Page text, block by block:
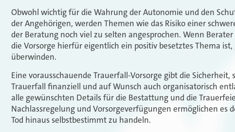
Obwohl wichtig für die Wahrung der Autonomie und den
der Angehörigen, werden Themen wie das Risiko einer
der Beratung noch viel zu selten angesprochen. Wenn
die Vorsorge hierfür eigentlich ein positiv besetztes Thema
überwinden.
Eine vorausschauende Trauerfall-Vorsorge gibt die
Trauerfall finanziell und auf Wunsch auch organisatorisch
alle gewünschten Details für die Bestattung und die
Nachlassregelung und Vorsorgeverfügungen ermöglichen es
Tod hinaus selbstbestimmt zu handeln.